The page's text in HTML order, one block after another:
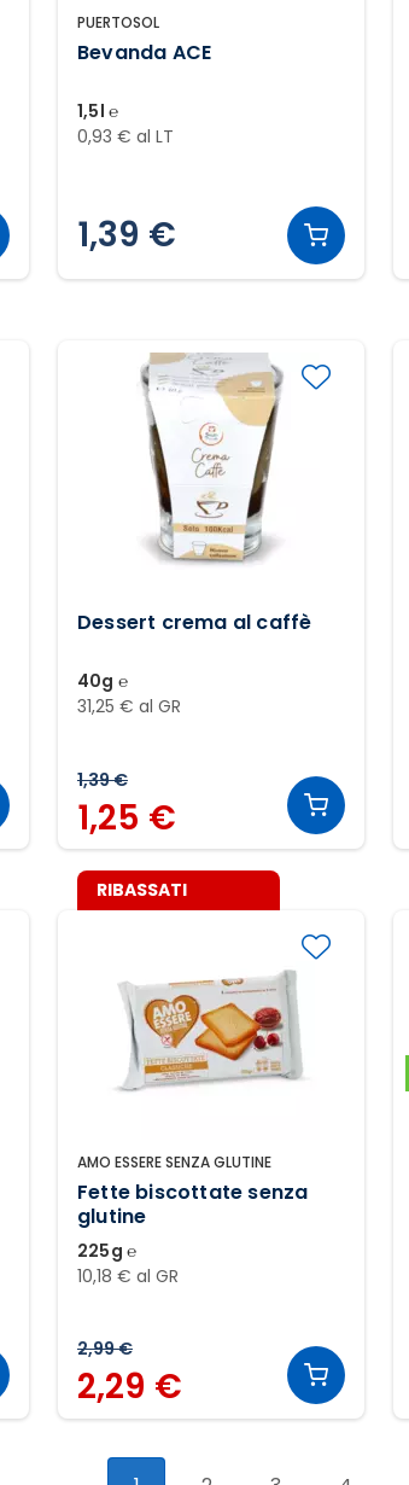
PUERTOSOL
Bevanda ACE
1,5l ℮
0,93 € al LT
1,39 €
Dessert crema al caffè
40g ℮
31,25 € al GR
1,39 €
1,25 €
AMO ESSERE SENZA GLUTINE
Fette biscottate senza
glutine
225g ℮
10,18 € al GR
RIBASSATI
2,99 €
2,29 €